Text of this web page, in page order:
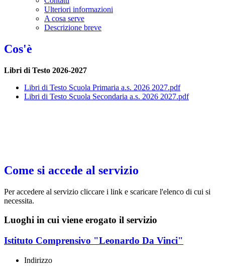
Ulteriori informazioni
A cosa serve
Descrizione breve
Cos'è
Libri di Testo 2026-2027
Libri di Testo Scuola Primaria a.s. 2026 2027.pdf
Libri di Testo Scuola Secondaria a.s. 2026 2027.pdf
Come si accede al servizio
Per accedere al servizio cliccare i link e scaricare l'elenco di cui si
necessita.
Luoghi in cui viene erogato il servizio
Istituto Comprensivo "Leonardo Da Vinci"
Indirizzo